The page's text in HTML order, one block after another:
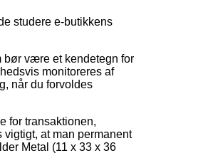
studere e-butikkens
bør være et kendetegn for
monitoreres af
når du forvoldes
for transaktionen,
at man permanent
Metal (11 x 33 x 36